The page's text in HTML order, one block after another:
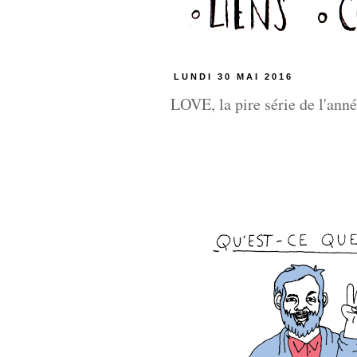
LUNDI 30 MAI 2016
LOVE, la pire série de